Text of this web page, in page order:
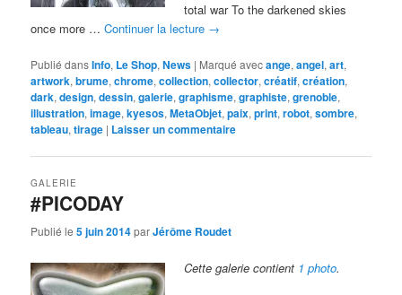
total war To the darkened skies
once more …Continuer la lecture →
Publié dansInfo, Le Shop,News | Marqué avecange,angel,art,
artwork,brume,chrome,collection,collector,créatif,création,
dark,design,dessin,galerie,graphisme,graphiste,grenoble,
illustration,image,kyesos,MetaObjet,paix,print,robot,sombre,
tableau,tirage | Laisser un commentaire
#PICODAY
GALERIE
Publié le5 juin 2014parJérôme Roudet
Cette galerie contient 1 photo.